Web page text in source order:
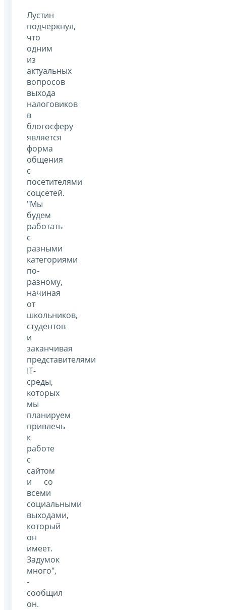
Лустин
подчеркнул,
что
одним
из
актуальных
вопросов
выхода
налоговиков
в
блогосферу
является
форма
общения
с
посетителями
соцсетей.
"Мы
будем
работать
с
разными
категориями
по-
разному,
начиная
от
школьников,
студентов
и
заканчивая
представителями
IT-
среды,
которых
мы
планируем
привлечь
к
работе
с
сайтом
и со
всеми
социальными
выходами,
который
он
имеет.
Задумок
много",
-
сообщил
он.